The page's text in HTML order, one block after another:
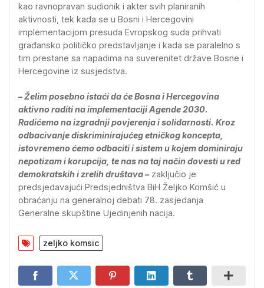
kao ravnopravan sudionik i akter svih planiranih
aktivnosti, tek kada se u Bosni i Hercegovini
implementacijom presuda Evropskog suda prihvati
građansko političko predstavljanje i kada se paralelno s
tim prestane sa napadima na suverenitet države Bosne i
Hercegovine iz susjedstva.
– Želim posebno istaći da će Bosna i Hercegovina
aktivno raditi na implementaciji Agende 2030.
Radićemo na izgradnji povjerenja i solidarnosti. Kroz
odbacivanje diskriminirajućeg etničkog koncepta,
istovremeno ćemo odbaciti i sistem u kojem dominiraju
nepotizam i korupcija, te nas na taj način dovesti u red
demokratskih i zrelih društava –zaključio je
predsjedavajući Predsjedništva BiH Željko Komšić u
obraćanju na generalnoj debati 78. zasjedanja
Generalne skupštine Ujedinjenih nacija.
zeljko komsic